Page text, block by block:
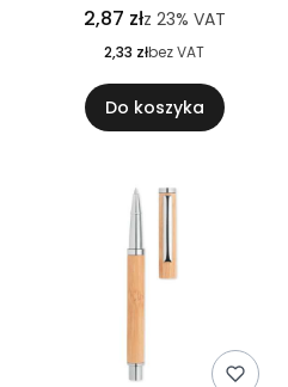
2,87 złz 23% VAT
2,33 złbez VAT
Do koszyka